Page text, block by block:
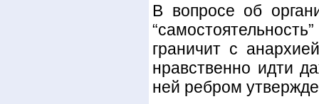
В вопросе об
граничит с
нравственно идти
ней ребром